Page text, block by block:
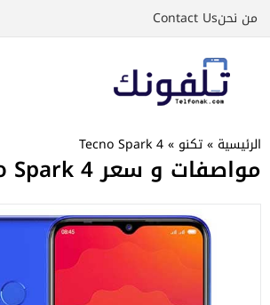
إلىمن نحنContact Us
الرئيسية »تكنو »
Tecno Spark 4
مواصفات و سعر Tecno Spark 4